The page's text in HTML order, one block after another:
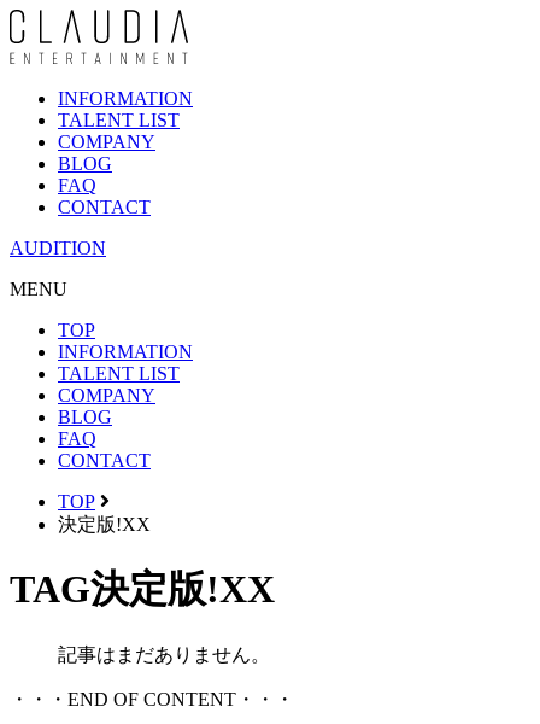
INFORMATION
TALENT LIST
COMPANY
BLOG
FAQ
CONTACT
AUDITION
MENU
TOP
INFORMATION
TALENT LIST
COMPANY
BLOG
FAQ
CONTACT
TOP
決定版!XX
TAG決定版!XX
記事はまだありません。
・・・END OF CONTENT・・・